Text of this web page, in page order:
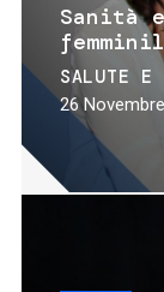
Sanità
SALUTE E
26